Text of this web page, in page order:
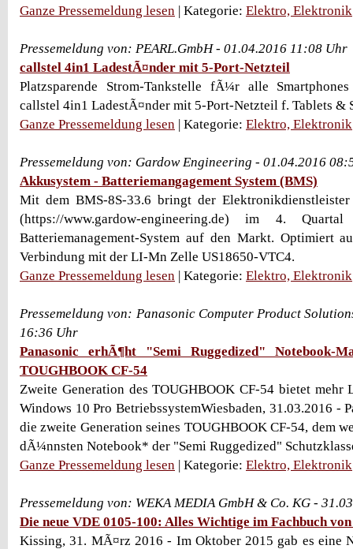
Ganze Pressemeldung lesen | Kategorie: Elektro, Elektronik
Pressemeldung von: PEARL.GmbH - 01.04.2016 11:08 Uhr
callstel 4in1 LadestÃ¤nder mit 5-Port-Netzteil
Platzsparende Strom-Tankstelle fÃ¼r alle
callstel 4in1 LadestÃ¤nder mit 5-Port-Netzteil f. Tablets &
Ganze Pressemeldung lesen | Kategorie: Elektro, Elektronik
Pressemeldung von: Gardow Engineering - 01.04.2016
Akkusystem - Batteriemangagement System (BMS)
Mit dem BMS-8S-33.6 bringt der
(https://www.gardow-engineering.de) im 4.
Batteriemanagement-System auf den Markt. Optimiert
Verbindung mit der LI-Mn Zelle US18650-VTC4.
Ganze Pressemeldung lesen | Kategorie: Elektro, Elektronik
Pressemeldung von: Panasonic Computer Product
16:36 Uhr
Panasonic erhÃ¶ht "Semi Ruggedized" Notebook-
TOUGHBOOK CF-54
Zweite Generation des TOUGHBOOK CF-54 bietet mehr
Windows 10 Pro BetriebssystemWiesbaden, 31.03.2016 -
die zweite Generation seines TOUGHBOOK CF-54, dem
dÃ¼nnsten Notebook* der "Semi Ruggedized"
Ganze Pressemeldung lesen | Kategorie: Elektro, Elektronik
Pressemeldung von: WEKA MEDIA GmbH & Co. KG -
Die neue VDE 0105-100: Alles Wichtige im Fachbuch
Kissing, 31. MÃ¤rz 2016 - Im Oktober 2015 gab es eine